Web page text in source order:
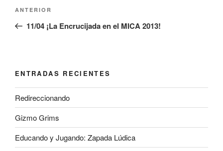
entradas
Entrada
anterior:
ANTERIOR
11/04 ¡La Encrucijada en el MICA 2013!
ENTRADAS RECIENTES
Redireccionando
Gizmo Grims
Educando y Jugando: Zapada Lúdica